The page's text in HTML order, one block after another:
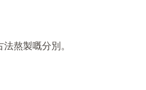
熬製嘅分別。